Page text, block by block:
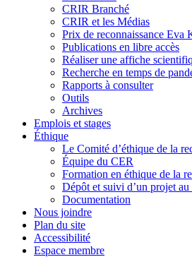
CRIR Branché
CRIR et les Médias
Prix de reconnaissance Eva
Publications en libre accès
Réaliser une affiche
Recherche en temps de
Rapports à consulter
Outils
Archives
Emplois et stages
Éthique
Le Comité d’éthique de la
Équipe du CER
Formation en éthique de la
Dépôt et suivi d’un projet
Documentation
Nous joindre
Plan du site
Accessibilité
Espace membre